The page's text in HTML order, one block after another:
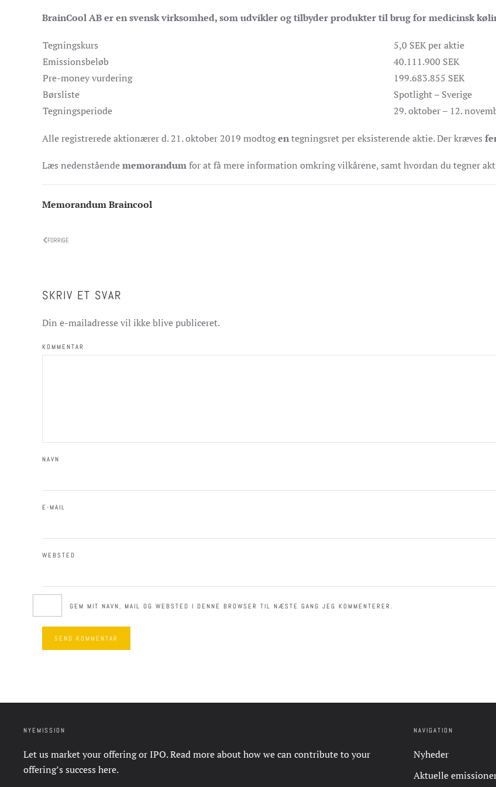
BrainCool AB er en svensk virksomhed, som udvikler og tilbyder produkter til brug for medicinsk
Tegningskurs
5,0 SEK per aktie
Emissionsbeløb
40.111.900 SEK
Pre-money vurdering
199.683.855 SEK
Børsliste
Spotlight – Sverige
Tegningsperiode
29. oktober – 12.
Alle registrerede aktionærer d. 21. oktober 2019 modtogentegningsret per eksisterende aktie. Der kræves
Læs nedenståendememorandumfor at få mere information omkring vilkårene, samt hvordan du tegner
Memorandum Braincool
FORRIGE
SKRIV ET SVAR
Din e-mailadresse vil ikke blive publiceret.
KOMMENTAR
NAVN
E-MAIL
WEBSTED
GEM MIT NAVN, MAIL OG WEBSTED I DENNE BROWSER TIL NÆSTE GANG JEG KOMMENTERER.
SEND KOMMENTAR
NYEMISSION
Let us market your offering or IPO. Read more about how we can contribute to your
offering’s success here.
NAVIGATION
Nyheder
Aktuelle